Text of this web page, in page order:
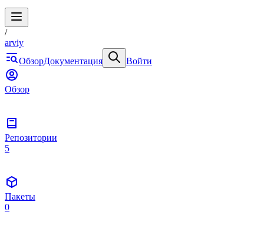
/
arviy
ОбзорДокументация Войти
Обзор
Репозитории
5
Пакеты
0